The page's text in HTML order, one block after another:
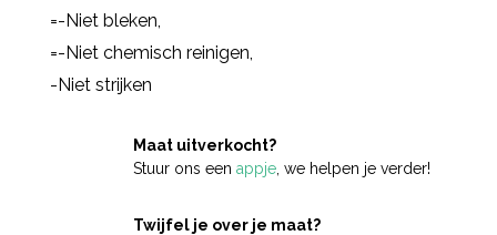
=-Niet bleken,
=-Niet chemisch reinigen,
-Niet strijken
Maat uitverkocht?
Stuur ons een appje, we helpen je verder!
Twijfel je over je maat?